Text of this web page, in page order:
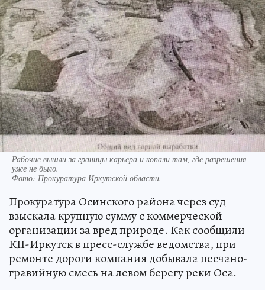
Рабочие вышли за границы карьера и копали там, где разрешения
уже не было.
Фото: Прокуратура Иркутской области.
Прокуратура Осинского района через суд
взыскала крупную сумму с коммерческой
организации за вред природе. Как сообщили
КП-Иркутск в пресс-службе ведомства, при
ремонте дороги компания добывала песчано-
гравийную смесь на левом берегу реки Оса.